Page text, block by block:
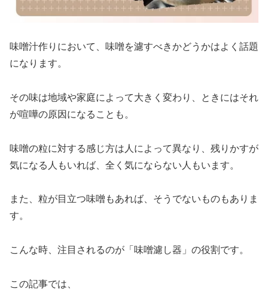
味噌汁作りにおいて、味噌を濾すべきかどうかはよく話題
になります。
その味は地域や家庭によって大きく変わり、ときにはそれ
が喧嘩の原因になることも。
味噌の粒に対する感じ方は人によって異なり、残りかすが
気になる人もいれば、全く気にならない人もいます。
また、粒が目立つ味噌もあれば、そうでないものもありま
す。
こんな時、注目されるのが「味噌濾し器」の役割です。
この記事では、